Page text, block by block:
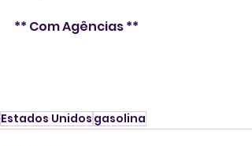
** Com Agências **
Estados Unidos gasolina